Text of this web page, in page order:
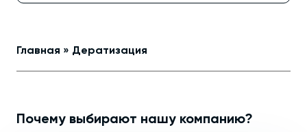
Главная » Дератизация
Почему выбирают нашу компанию?